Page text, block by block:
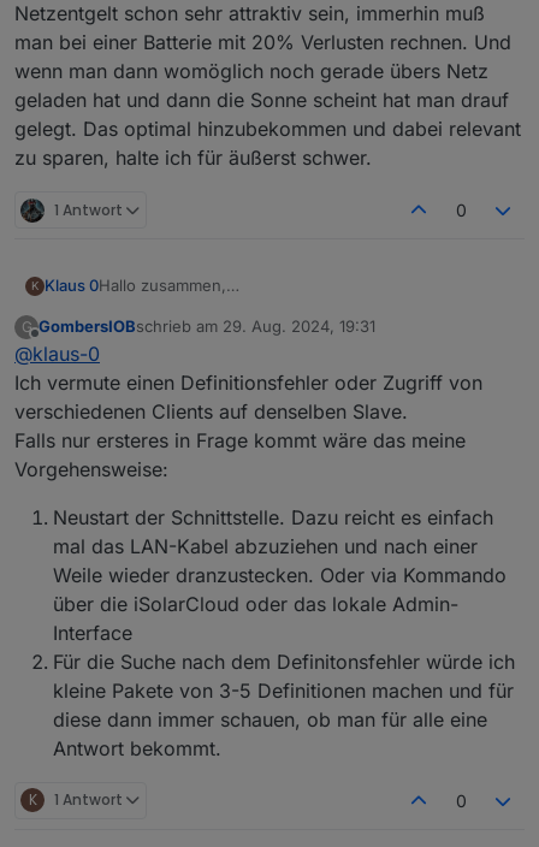
Netzentgelt schon sehr attraktiv sein, immerhin muß
man bei einer Batterie mit 20% Verlusten rechnen. Und
wenn man dann womöglich noch gerade übers Netz
geladen hat und dann die Sonne scheint hat man drauf
gelegt. Das optimal hinzubekommen und dabei relevant
zu sparen, halte ich für äußerst schwer.
1 Antwort 0
K Klaus 0Hallo zusammen,
Modbusadapter mit dem SungrowWechselrichter SH10.
Datenpunkte ausgelesen und den Rest nicht mehr.
Habe schon alle Datenpunkte mal gelöscht um zu
schauen ob ein Registereintrag falsch ist oder so.
Aber er liest immer nur die 4 Register aus und dann
schließt er die Verbindung. Siehe unten das Protokoll.
Grüße Klaus
modbus.0
slave 192.168.178.112
modbus.0
2024-08-29 15:50:40.883 debug Closing client on
purpose.
modbus.0
fifo.
modbus.0
2024-08-29 15:50:39.882 debug Clearing timeout of
the current request.
modbus.0
2024-08-29 15:50:39.882 debug Socket closed with
error
modbus.0
2024-08-29 15:50:38.800 debug [DevID_1/inputRegs]
Poll address 13038 DONE
modbus.0
modbus.0
G
Offline
GombersIOBschrieb am 29. Aug. 2024, 19:31
zuletzt editiert von
@klaus-0
Ich vermute einen Definitionsfehler oder Zugriff von
verschiedenen Clients auf denselben Slave.
Falls nur ersteres in Frage kommt wäre das meine
Vorgehensweise:
Neustart der Schnittstelle. Dazu reicht es einfach
mal das LAN-Kabel abzuziehen und nach einer
Weile wieder dranzustecken. Oder via Kommando
über die iSolarCloud oder das lokale Admin-
Interface
Für die Suche nach dem Definitonsfehler würde ich
kleine Pakete von 3-5 Definitionen machen und für
diese dann immer schauen, ob man für alle eine
Antwort bekommt.
K 1 Antwort 0